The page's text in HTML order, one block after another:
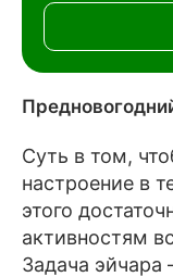
Суть в том,
настроение в
этого
активностям
Задача